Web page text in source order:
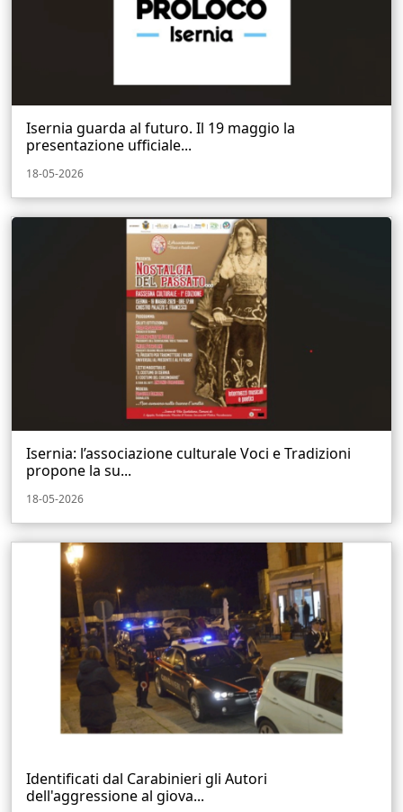
Isernia guarda al futuro. Il 19 maggio la
presentazione ufficiale...
18-05-2026
Isernia: l’associazione culturale Voci e Tradizioni
propone la su...
18-05-2026
Identificati dal Carabinieri gli Autori
dell'aggressione al giova...